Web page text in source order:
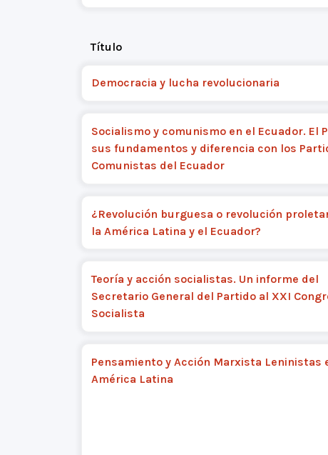
Título
Democracia y lucha revolucionaria
Socialismo y comunismo en el Ecuador. El
sus fundamentos y diferencia con los
Comunistas del Ecuador
¿Revolución burguesa o revolución
la América Latina y el Ecuador?
Teoría y acción socialistas. Un informe del
Secretario General del Partido al XXI
Socialista
Pensamiento y Acción Marxista Leninistas
América Latina